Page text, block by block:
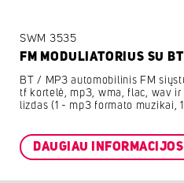
SWM 3535
FM MODULIATORIUS SU
BT / MP3 automobilinis FM
tf kortelė, mp3, wma, flac, wav
lizdas (1 - mp3 formato muzikai,
DAUGIAU INFORMACIJOS